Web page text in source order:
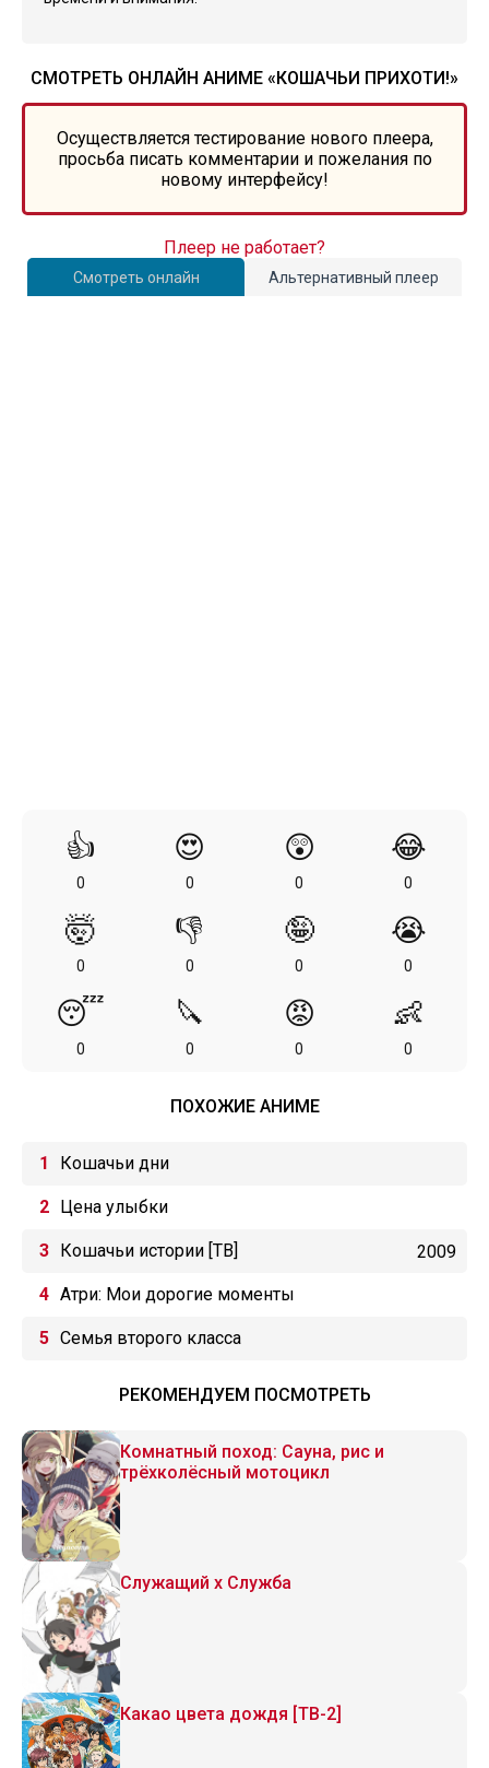
СМОТРЕТЬ ОНЛАЙН АНИМЕ «КОШАЧЬИ ПРИХОТИ!»
Осуществляется тестирование нового плеера,
просьба писать комментарии и пожелания по
новому интерфейсу!
Смотреть онлайн Альтернативный плеер
Плеер не работает?
👍
0
😍
0
😲
0
😂
0
🤯
0
👎
0
🤪
0
😭
0
😴
0
🔪
0
😡
0
👶
0
ПОХОЖИЕ АНИМЕ
Кошачьи дни
Цена улыбки
Кошачьи истории [ТВ] 2009
Атри: Мои дорогие моменты
Семья второго класса
РЕКОМЕНДУЕМ ПОСМОТРЕТЬ
Комнатный поход: Сауна, рис и
трёхколёсный мотоцикл
Служащий x Служба
Какао цвета дождя [ТВ-2]